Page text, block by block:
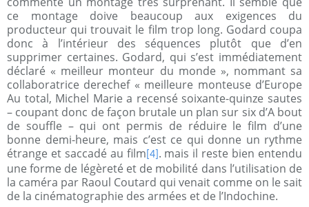
ce montage doive beaucoup aux exigences du
producteur qui trouvait le film trop long. Godard coupa
donc à l’intérieur des séquences plutôt que d’en
supprimer certaines. Godard, qui s’est immédiatement
déclaré « meilleur monteur du monde », nommant sa
collaboratrice derechef « meilleure monteuse d’Europe
Au total, Michel Marie a recensé soixante-quinze sautes
– coupant donc de façon brutale un plan sur six d’A bout
de souffle – qui ont permis de réduire le film d’une
bonne demi-heure, mais c’est ce qui donne un rythme
étrange et saccadé au film [4] . mais il reste bien entendu
une forme de légèreté et de mobilité dans l’utilisation de
la caméra par Raoul Coutard qui venait comme on le sait
de la cinématographie des armées et de l’Indochine.